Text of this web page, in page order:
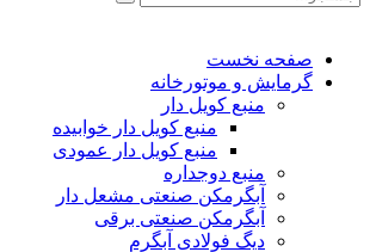
صفحه نخست
گرمایش و موتورخانه
منبع کویل دار
منبع کویل دار خوابیده
منبع کویل دار عمودی
منبع دوجداره
آبگرمکن صنعتی مشعل دار
آبگرمکن صنعتی برقی
دیگ فولادی آبگرم